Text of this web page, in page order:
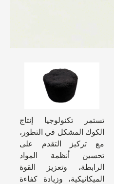
تستمر تكنولوجيا إنتاج
الكوك المشكل في التطور،
مع تركيز التقدم على
تحسين أنظمة المواد
الرابطة، وتعزيز القوة
الميكانيكية، وزيادة كفاءة